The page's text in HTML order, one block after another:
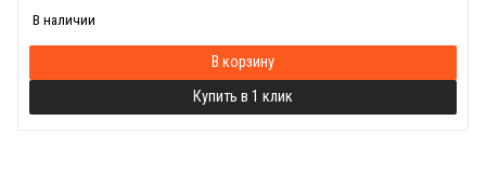
В наличии
В корзину
Купить в 1 клик